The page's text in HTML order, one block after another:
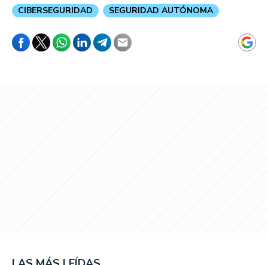
CIBERSEGURIDAD SEGURIDAD AUTÓNOMA